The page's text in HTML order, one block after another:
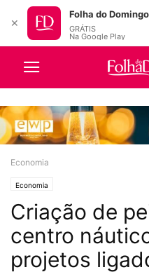
Economia
Economia
Criação de
centro
projetos
✕
Folha do Domingo
GRÁTIS
Na Google Play